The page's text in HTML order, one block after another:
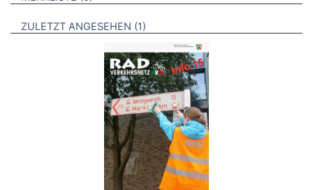
ZULETZT ANGESEHEN 1 BROSCHÜREN